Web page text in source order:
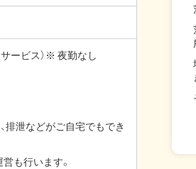
ービス）※ 夜勤なし
排泄などがご自宅でもでき
営も行います。